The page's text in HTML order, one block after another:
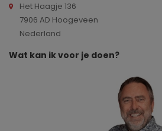
Het Haagje 136
7906 AD Hoogeveen
Nederland
Wat kan ik voor je doen?